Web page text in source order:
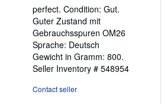
of
5
stars
perfect. Condition: Gut.
Guter Zustand mit
Gebrauchsspuren OM26
Sprache: Deutsch
Gewicht in Gramm: 800.
Seller Inventory # 548954
Contact seller